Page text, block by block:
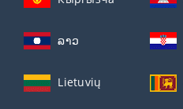
ລາວ
Lietuvių